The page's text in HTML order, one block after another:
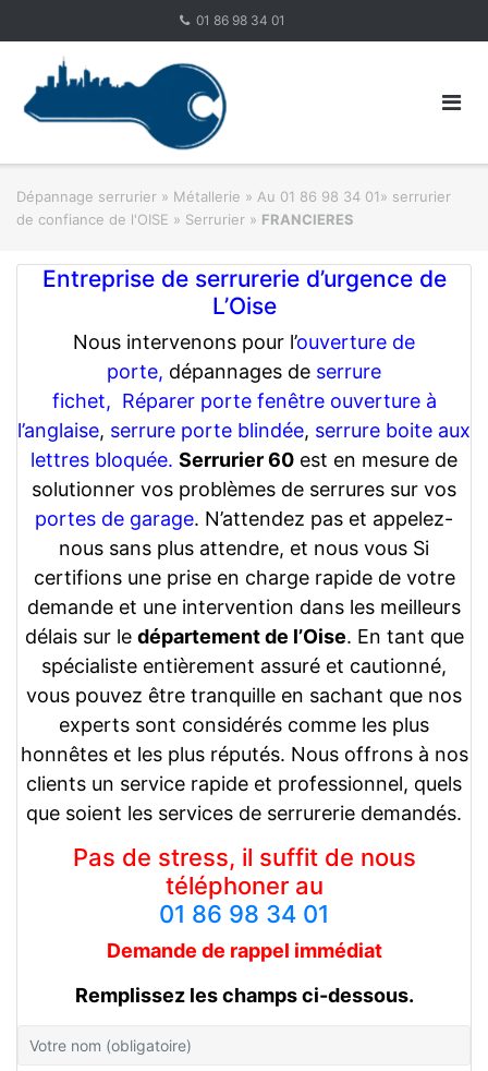
01 86 98 34 01
Dépannage serrurier » Métallerie » Au 01 86 98 34 01» serrurier
de confiance de l'OISE » Serrurier » FRANCIERES
Entreprise de serrurerie d’urgence de
L’Oise
Nous intervenons pour l’ouverture de
porte, dépannages de serrure
fichet, Réparer porte fenêtre ouverture à
l’anglaise, serrure porte blindée, serrure boite aux
lettres bloquée. Serrurier 60 est en mesure de
solutionner vos problèmes de serrures sur vos
portes de garage. N’attendez pas et appelez-
nous sans plus attendre, et nous vous Si
certifions une prise en charge rapide de votre
demande et une intervention dans les meilleurs
délais sur le département de l’Oise. En tant que
spécialiste entièrement assuré et cautionné,
vous pouvez être tranquille en sachant que nos
experts sont considérés comme les plus
honnêtes et les plus réputés. Nous offrons à nos
clients un service rapide et professionnel, quels
que soient les services de serrurerie demandés.
Pas de stress, il suffit de nous
téléphoner au
01 86 98 34 01
Demande de rappel immédiat
Remplissez les champs ci-dessous.